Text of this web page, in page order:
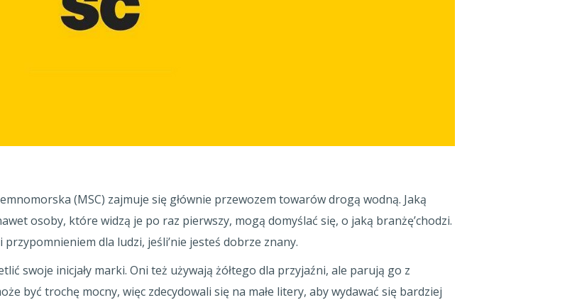
(MSC) zajmuje się głównie przewozem towarów drogą wodną. Jaką
osoby, które widzą je po raz pierwszy, mogą domyślać się, o jaką branżę’chodzi.
dla ludzi, jeśli’nie jesteś dobrze znany.
swoje inicjały marki. Oni też używają żółtego dla przyjaźni, ale parują go z
być trochę mocny, więc zdecydowali się na małe litery, aby wydawać się bardziej